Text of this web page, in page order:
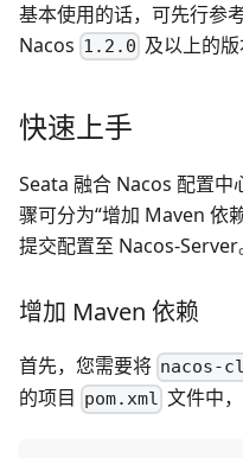
基本使用的话，可先行参
Nacos 1.2.0 及以上的版
快速上手
Seata 融合 Nacos 配置中
骤可分为“增加 Maven 依
提交配置至 Nacos-Server
增加 Maven 依赖
首先，您需要将 nacos-
的项目 pom.xml 文件中